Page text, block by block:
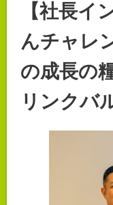
【社長イ
んチャレ
の成長の
リンクバ